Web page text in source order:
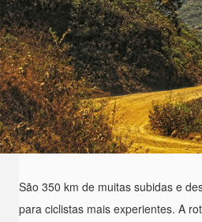
São 350 km de muitas subidas e
para ciclistas mais experientes. A